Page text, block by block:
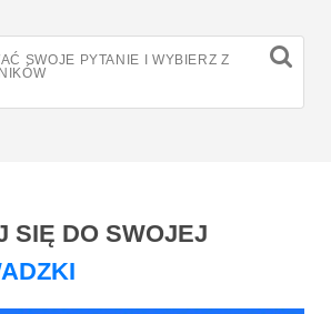
SWOJE PYTANIE I WYBIERZ Z
SIĘ DO SWOJEJ